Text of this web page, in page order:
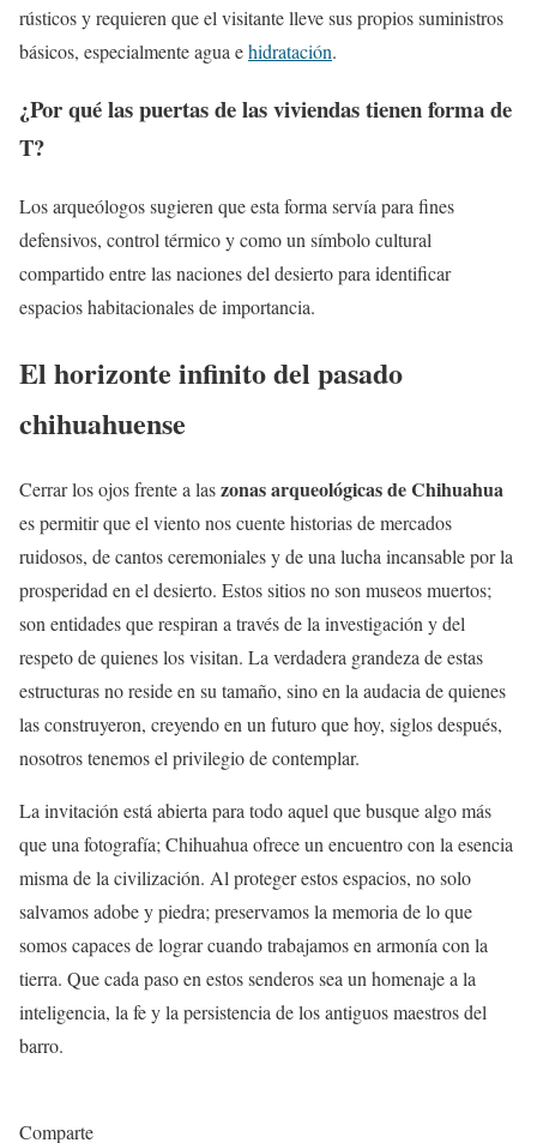
rústicos y requieren que el visitante lleve sus propios suministros
básicos, especialmente agua ehidratación.
¿Por qué las puertas de las viviendas tienen forma de
T?
Los arqueólogos sugieren que esta forma servía para fines
defensivos, control térmico y como un símbolo cultural
compartido entre las naciones del desierto para identificar
espacios habitacionales de importancia.
El horizonte infinito del pasado
chihuahuense
Cerrar los ojos frente a laszonas arqueológicas de Chihuahua
es permitir que el viento nos cuente historias de mercados
ruidosos, de cantos ceremoniales y de una lucha incansable por la
prosperidad en el desierto. Estos sitios no son museos muertos;
son entidades que respiran a través de la investigación y del
respeto de quienes los visitan. La verdadera grandeza de estas
estructuras no reside en su tamaño, sino en la audacia de quienes
las construyeron, creyendo en un futuro que hoy, siglos después,
nosotros tenemos el privilegio de contemplar.
La invitación está abierta para todo aquel que busque algo más
que una fotografía; Chihuahua ofrece un encuentro con la esencia
misma de la civilización. Al proteger estos espacios, no solo
salvamos adobe y piedra; preservamos la memoria de lo que
somos capaces de lograr cuando trabajamos en armonía con la
tierra. Que cada paso en estos senderos sea un homenaje a la
inteligencia, la fe y la persistencia de los antiguos maestros del
barro.
Comparte